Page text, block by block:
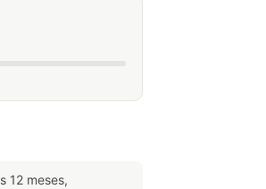
12 meses,